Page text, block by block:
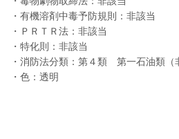
・有機溶剤中毒予防規則：非該当
・ＰＲＴＲ法：非該当
・特化則：非該当
・消防法分類：第４類 第一石油類（
・色：透明